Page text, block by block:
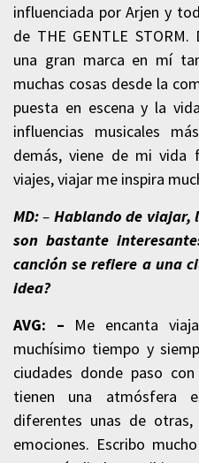
influenciada por Arjen y
de THE GENTLE
una gran marca en mí
muchas cosas desde la
puesta en escena y la
influencias musicales
demás, viene de mi vida
viajes, viajar me inspira
MD:– Hablando de viajar,
son bastante
canción se refiere a una
idea?
AVG: – Me encanta
muchísimo tiempo y
ciudades donde paso
tienen una atmósfera
diferentes unas de
emociones. Escribo